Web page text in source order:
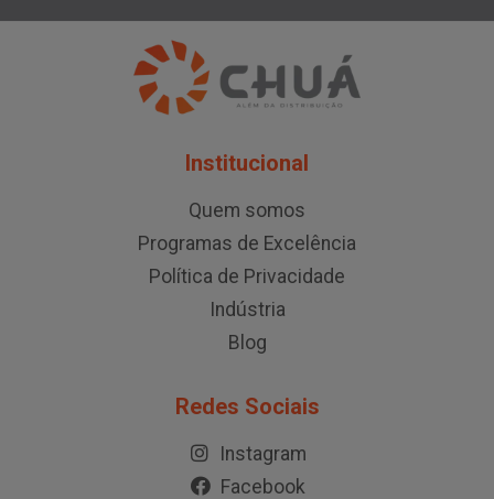
Institucional
Quem somos
Programas de Excelência
Política de Privacidade
Indústria
Blog
Redes Sociais
Instagram
Facebook